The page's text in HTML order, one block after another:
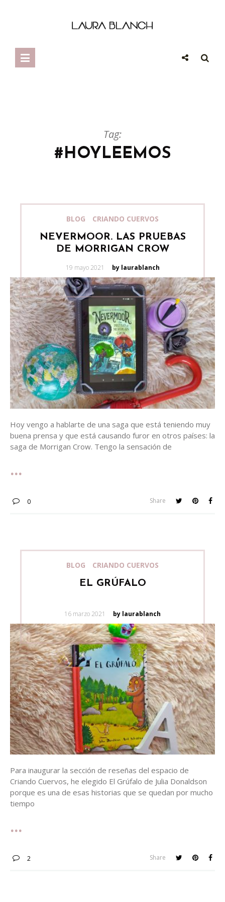
Tag:
#HOYLEEMOS
BLOG CRIANDO CUERVOS
NEVERMOOR. LAS PRUEBAS
DE MORRIGAN CROW
Posted
19 mayo 2021 by laurablanch
Hoy vengo a hablarte de una saga que está teniendo muy
buena prensa y que está causando furor en otros países: la
saga de Morrigan Crow. Tengo la sensación de
0 Share
BLOG CRIANDO CUERVOS
EL GRÚFALO
Posted
16 marzo 2021 by laurablanch
Para inaugurar la sección de reseñas del espacio de
Criando Cuervos, he elegido El Grúfalo de Julia Donaldson
porque es una de esas historias que se quedan por mucho
tiempo
2 Share